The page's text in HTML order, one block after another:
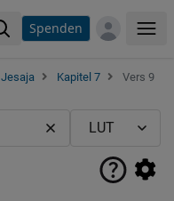
Spenden
Jesaja Kapitel 7
Vers 9